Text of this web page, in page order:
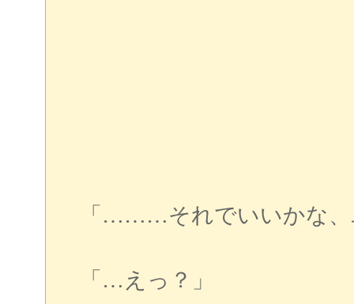
「………それでいいかな
「…えっ？」